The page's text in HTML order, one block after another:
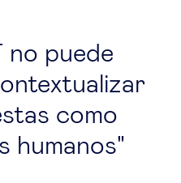
puede
como
humanos